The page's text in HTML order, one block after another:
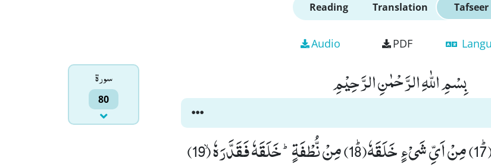
Reading Translation Tafseer
Audio PDF
سورۃ
80
بِسْمِ اللّٰهِ الرَّحْمٰنِ الرَّحِیْمِ
قُتِلَ الْاِنْسَانُ مَاۤ اَكْفَرَهٗﭤ(17) مِنْ اَیِّ شَیْءٍ خَلَقَهٗﭤ(18) مِنْ نُّطْفَةٍؕ-خَلَقَهٗ فَقَدَّرَهٗۙ (19)